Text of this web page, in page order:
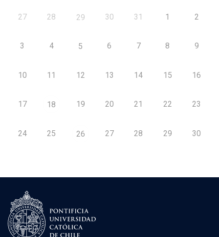
27 28 29 30 31 1 2
3 4 5 6 7 8 9
10 11 12 13 14 15 16
17 18 19 20 21 22 23
24 25 26 27 28 29 30